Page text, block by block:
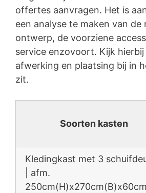
offertes aanvragen. Het is
een analyse te maken van de
ontwerp, de voorziene
service enzovoort. Kijk
afwerking en plaatsing bij in
zit.
Soorten kasten
Kledingkast met 3
| afm.